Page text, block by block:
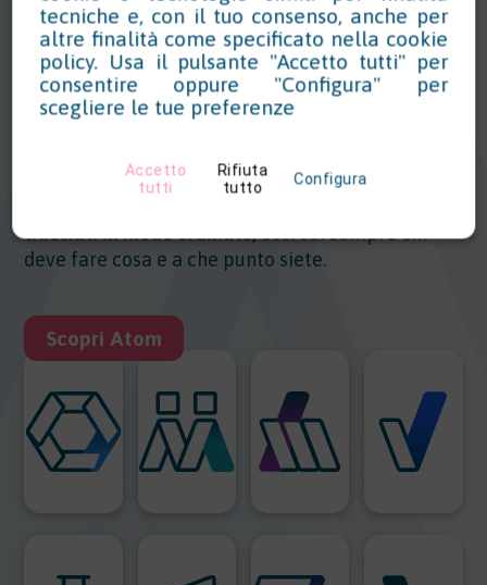
cloud per obblighi e
scadenze
monitori le scadenze
in tempo reale.
tracciati in modo ordinato,così sai sempre chi
deve fare cosa e a che punto siete.
Scopri Atom
tecniche e, con il tuo consenso, anche per
altre finalità come specificato nella cookie
policy. Usa il pulsante "Accetto tutti" per
consentire oppure "Configura" per
scegliere le tue preferenze
Accetto
tutti
Rifiuta
tutto
Configura